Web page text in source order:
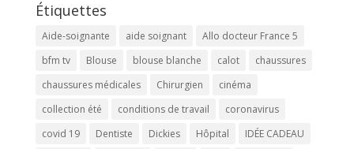
Étiquettes
Aide-soignante aide soignant
Allo docteur France 5
bfm tv
Blouse blouse blanche calot
chaussures
chaussures médicales
Chirurgien
cinéma
collection été
conditions de travail
coronavirus
covid 19
Dentiste Dickies Hôpital IDÉE CADEAU